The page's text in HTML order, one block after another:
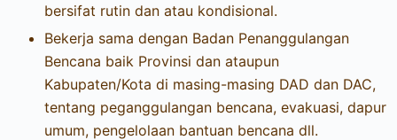
bersifat rutin dan atau kondisional.
Bekerja sama dengan Badan Penanggulangan
Bencana baik Provinsi dan ataupun
Kabupaten/Kota di masing-masing DAD dan DAC,
tentang peganggulangan bencana, evakuasi, dapur
umum, pengelolaan bantuan bencana dll.